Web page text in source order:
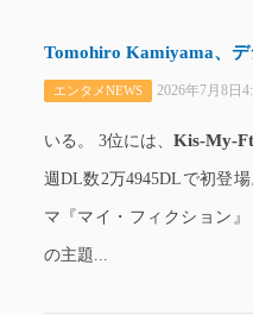
Tomohiro Kamiyama、デ
エンタメNEWS 2026年7月8日
いる。 3位には、Kis-My-
週DL数2万4945DLで初登
マ『マイ・フィクション』
の主題...